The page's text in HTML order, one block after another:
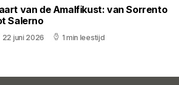
van de Amalfikust: van Sorrento
Salerno
22 juni 2026 1 min leestijd